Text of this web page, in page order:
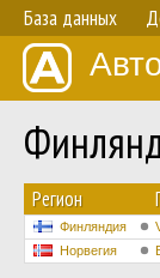
База данных
Регион
Финляндия
Норвегия